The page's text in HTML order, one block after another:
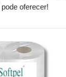
pode oferecer!